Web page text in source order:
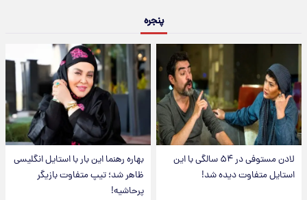
پنجره
لادن مستوفی در ۵۴ سالگی با این
استایل متفاوت دیده شد!
بهاره رهنما این بار با استایل انگلیسی
ظاهر شد؛ تیپ متفاوت بازیگر
پرحاشیه!